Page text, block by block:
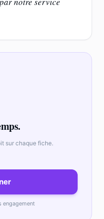
sur chaque fiche.
engagement